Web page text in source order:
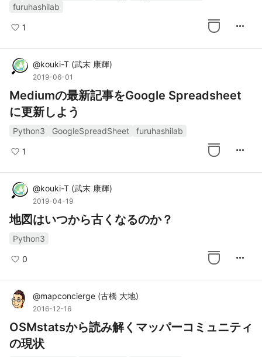
furuhashilab
1 more_horiz
@kouki-T (武末 康輝)
2019-06-01
Mediumの最新記事をGoogle Spreadsheet
に更新しよう
Python3 GoogleSpreadSheet furuhashilab
1 more_horiz
@kouki-T (武末 康輝)
2019-04-19
地図はいつから古くなるのか？
Python3
0 more_horiz
@mapconcierge (古橋 大地)
2016-12-16
OSMstatsから読み解くマッパーコミュニティ
の現状